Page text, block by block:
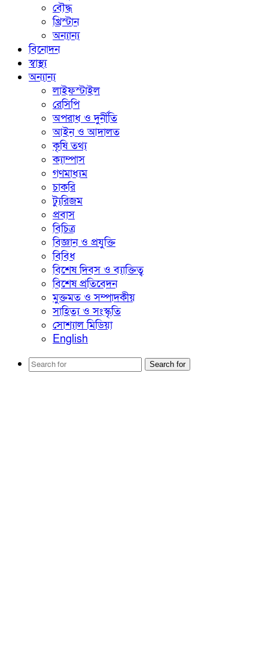
বৌদ্ধ
খ্রিস্টান
অন্যান্য
বিনোদন
স্বাস্থ্য
অন্যান্য
লাইফস্টাইল
রেসিপি
অপরাধ ও দুর্নীতি
আইন ও আদালত
কৃষি তথ্য
ক্যাম্পাস
গণমাধ্যম
চাকরি
ট্যুরিজম
প্রবাস
বিচিত্র
বিজ্ঞান ও প্রযুক্তি
বিবিধ
বিশেষ দিবস ও ব্যাক্তিত্ব
বিশেষ প্রতিবেদন
মুক্তমত ও সম্পাদকীয়
সাহিত্য ও সংস্কৃতি
সোশ্যাল মিডিয়া
English
Search for